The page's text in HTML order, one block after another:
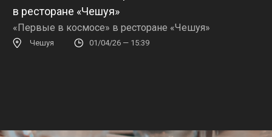
в ресторане «Чешуя»
«Первые в космосе» в ресторане «Чешуя»
Чешуя 01/04/26 — 15:39